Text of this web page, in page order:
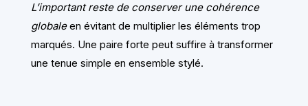
L’important reste de conserver une cohérence
globaleen évitant de multiplier les éléments trop
marqués. Une paire forte peut suffire à transformer
une tenue simple en ensemble stylé.